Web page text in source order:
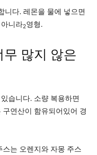
니다. 레몬을 물에 넣으면
니라2영형.
많지 않은
습니다. 소량 복용하면
연산이 함유되어있어 경
는 오렌지와 자몽 주스